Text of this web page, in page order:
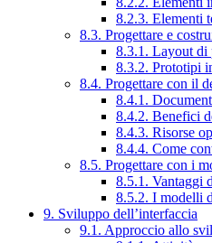
8.2.3. Elementi
8.3. Progettare e
8.3.1. Layout di
8.3.2. Prototipi
8.4. Progettare con il
8.4.1.
8.4.2. Benefici
8.4.3. Risorse
8.4.4. Come
8.5. Progettare con i
8.5.1. Vantaggi
8.5.2. I modelli
9. Sviluppo dell’interfaccia
9.1. Approccio allo